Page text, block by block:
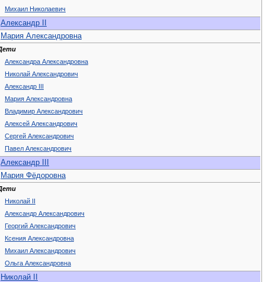
Михаил Николаевич
Александр II
Мария Александровна
Александра Александровна
Николай Александрович
Александр III
Мария Александровна
Владимир Александрович
Алексей Александрович
Сергей Александрович
Павел Александрович
Александр III
Мария Фёдоровна
Николай II
Александр Александрович
Георгий Александрович
Ксения Александровна
Михаил Александрович
Ольга Александровна
Николай II